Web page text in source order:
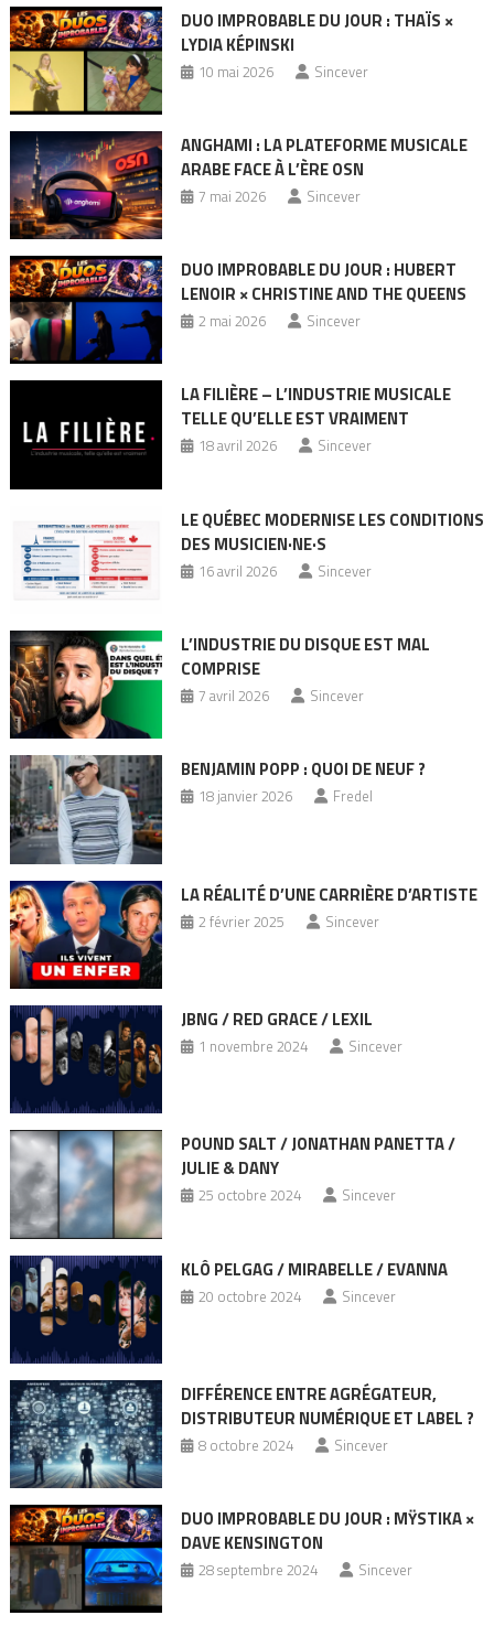
DUO IMPROBABLE DU JOUR : THAÏS ×
LYDIA KÉPINSKI
10 mai 2026 Sincever
ANGHAMI : LA PLATEFORME MUSICALE
ARABE FACE À L’ÈRE OSN
7 mai 2026 Sincever
DUO IMPROBABLE DU JOUR : HUBERT
LENOIR × CHRISTINE AND THE QUEENS
2 mai 2026 Sincever
LA FILIÈRE – L’INDUSTRIE MUSICALE
TELLE QU’ELLE EST VRAIMENT
18 avril 2026 Sincever
LE QUÉBEC MODERNISE LES CONDITIONS
DES MUSICIEN·NE·S
16 avril 2026 Sincever
L’INDUSTRIE DU DISQUE EST MAL
COMPRISE
7 avril 2026 Sincever
BENJAMIN POPP : QUOI DE NEUF ?
18 janvier 2026 Fredel
LA RÉALITÉ D’UNE CARRIÈRE D’ARTISTE
2 février 2025 Sincever
JBNG / RED GRACE / LEXIL
1 novembre 2024 Sincever
POUND SALT / JONATHAN PANETTA /
JULIE & DANY
25 octobre 2024 Sincever
KLÔ PELGAG / MIRABELLE / EVANNA
20 octobre 2024 Sincever
DIFFÉRENCE ENTRE AGRÉGATEUR,
DISTRIBUTEUR NUMÉRIQUE ET LABEL ?
8 octobre 2024 Sincever
DUO IMPROBABLE DU JOUR : MŸSTIKA ×
DAVE KENSINGTON
28 septembre 2024 Sincever